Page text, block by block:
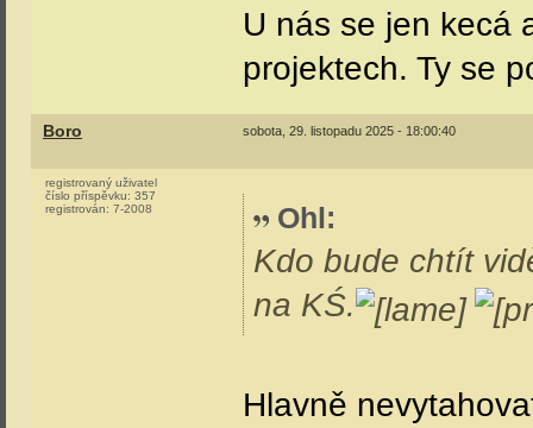
U nás se jen kecá
projektech. Ty se
Boro sobota, 29. listopadu 2025 - 18:00:40
registrovaný uživatel
číslo příspěvku: 357
registrován: 7-2008 Ohl:
Kdo bude chtít
na KŚ.
Hlavně